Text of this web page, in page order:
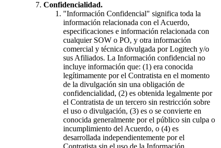
Confidencialidad.
"Información Confidencial" significa toda la
información relacionada con el Acuerdo,
especificaciones e información relacionada con
cualquier SOW o PO, y otra información
comercial y técnica divulgada por Logitech y/o
sus Afiliados. La Información confidencial no
incluye información que: (1) era conocida
legítimamente por el Contratista en el momento
de la divulgación sin una obligación de
confidencialidad, (2) es obtenida legalmente por
el Contratista de un tercero sin restricción sobre
el uso o divulgación, (3) es o se convierte en
conocida generalmente por el público sin culpa o
incumplimiento del Acuerdo, o (4) es
desarrollada independientemente por el